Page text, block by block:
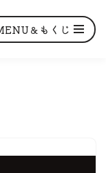
＆もくじ